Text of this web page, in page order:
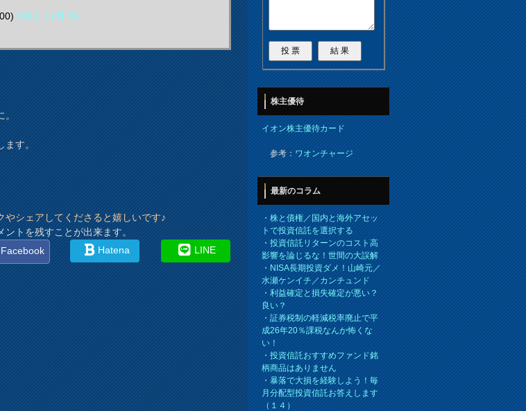
2014, 11月 26
。
ます。
シェアしてくださると嬉しいです♪
ントを残すことが出来ます。
Facebook Hatena LINE
株主優待
イオン株主優待カード
参考：ワオンチャージ
最新のコラム
・株と債権／国内と海外アセッ
トで投資信託を選択する
・投資信託リターンのコスト高
影響を論じるな！世間の大誤解
・NISA長期投資ダメ！山崎元／
水瀬ケンイチ／カンチュンド
・利益確定と損失確定が悪い？
良い？
・証券税制の軽減税率廃止で平
成26年20％課税なんか怖くな
い！
・投資信託おすすめファンド銘
柄商品はありません
・暴落で大損を経験しよう！毎
月分配型投資信託お答えします
（１４）